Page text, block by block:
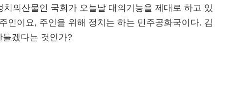
의산물인 국회가 오늘날 대의기능을 제대로 하고 있
인이요, 주인을 위해 정치는 하는 민주공화국이다. 김
겠다는 것인가?